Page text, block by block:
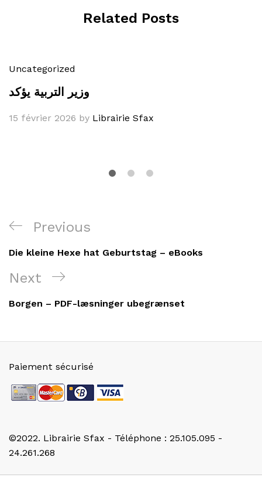
Related Posts
Uncategorized
وزير التربية يؤكد
15 février 2026 by Librairie Sfax
Navigation
de
l’article
Previous
Post
Previous
Die kleine Hexe hat Geburtstag – eBooks
Next
Post
Next
Borgen – PDF-læsninger ubegrænset
©2022. Librairie Sfax - Téléphone : 25.105.095 -
24.261.268
Paiement sécurisé